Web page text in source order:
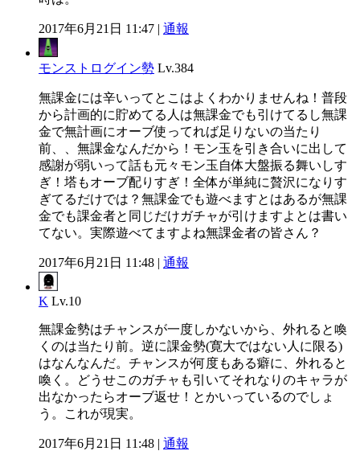
2017年6月21日 11:47 | 通報
モンストログイン勢 Lv.384
無課金には辛いってとこはよくわかりませんね！普段
から計画的に貯めてる人は無課金でも引けてるし無課
金で無計画にオーブ使ってれば足りないの当たり
前、、無課金なんだから！モン玉を引き合いに出して
感謝が弱いって話も元々モン玉自体大盤振る舞いしす
ぎ！塔もオーブ配りすぎ！全体が単純に贅沢になりす
ぎてるだけでは？無課金でも遊べますとはあるが無課
金でも課金者と同じだけガチャが引けますよとは書い
てない。実際遊べてますよね無課金者の皆さん？
2017年6月21日 11:48 | 通報
K Lv.10
無課金勢はチャンスが一度しかないから、外れると喚
くのは当たり前。逆に課金勢(寛大ではない人に限る)
はなんなんだ。チャンスが何度もある癖に、外れると
喚く。どうせこのガチャも引いてそれなりのキャラが
出なかったらオーブ返せ！とかいっているのでしょ
う。これが現実。
2017年6月21日 11:48 | 通報